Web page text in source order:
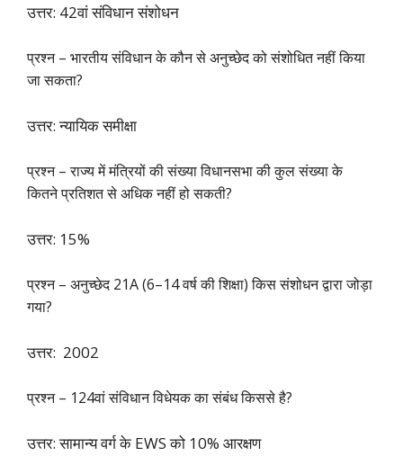
उत्तर: 42वां संविधान संशोधन
प्रश्न – भारतीय संविधान के कौन से अनुच्छेद को संशोधित नहीं किया
जा सकता?
उत्तर: न्यायिक समीक्षा
प्रश्न – राज्य में मंत्रियों की संख्या विधानसभा की कुल संख्या के
कितने प्रतिशत से अधिक नहीं हो सकती?
उत्तर: 15%
प्रश्न – अनुच्छेद 21A (6–14 वर्ष की शिक्षा) किस संशोधन द्वारा जोड़ा
गया?
उत्तर: 2002
प्रश्न – 124वां संविधान विधेयक का संबंध किससे है?
उत्तर: सामान्य वर्ग के EWS को 10% आरक्षण